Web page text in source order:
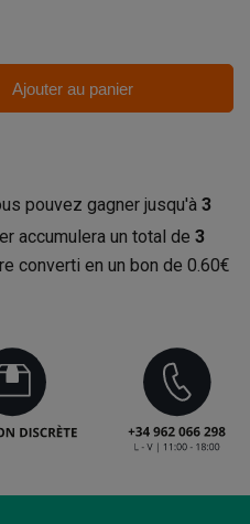
Ajouter au panier
pouvez gagner jusqu'à 3
accumulera un total de 3
converti en un bon de 0.60€